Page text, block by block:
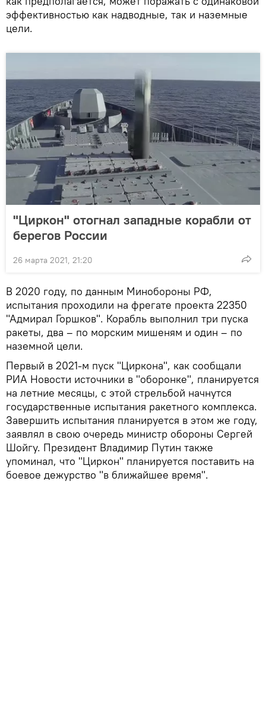
эффективностью как надводные, так и наземные
цели.
"Циркон" отогнал западные корабли от
берегов России
26 марта 2021, 21:20
В 2020 году, по данным Минобороны РФ,
испытания проходили на фрегате проекта 22350
"Адмирал Горшков". Корабль выполнил три пуска
ракеты, два – по морским мишеням и один – по
наземной цели.
Первый в 2021-м пуск "Циркона", как сообщали
РИА Новости источники в "оборонке", планируется
на летние месяцы, с этой стрельбой начнутся
государственные испытания ракетного комплекса.
Завершить испытания планируется в этом же году,
заявлял в свою очередь министр обороны Сергей
Шойгу. Президент Владимир Путин также
упоминал, что "Циркон" планируется поставить на
боевое дежурство "в ближайшее время".